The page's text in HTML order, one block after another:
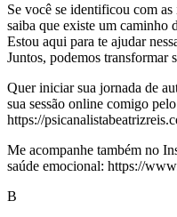
Se você se identificou com
saiba que existe um caminho
Estou aqui para te ajudar
Juntos, podemos transformar
Quer iniciar sua jornada de
sua sessão online comigo
https://
Me acompanhe também no
saúde emocional: https://
B